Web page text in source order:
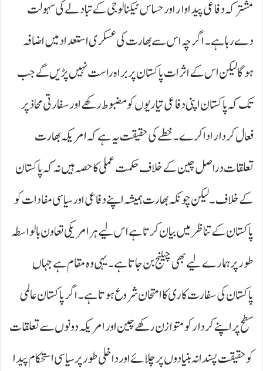
مشترکہ دفاعی پیداوار اور حساس ٹیکنالوجی کے تبادلے کی سہولت
دے رہا ہے۔ اگرچہ اس سے بھارت کی عسکری استعداد میں اضافہ
ہوگا لیکن اس کے اثرات پاکستان پر براہ راست نہیں پڑیں گے جب
تک کہ پاکستان اپنی دفاعی تیاریوں کو مضبوط رکھے اور سفارتی محاذ پر
فعال کردار ادا کرے۔ خطے کی حقیقت یہ ہے کہ امریکہ بھارت
تعلقات دراصل چین کے خلاف حکمت عملی کا حصہ ہیں نہ کہ پاکستان
کے خلاف۔ لیکن چونکہ بھارت ہمیشہ اپنے دفاعی اور سیاسی مفادات کو
پاکستان کے تناظر میں بیان کرتا ہے اس لیے ہر امریکی تعاون بالواسطہ
طور پر ہمارے لیے بھی چیلنج بن جاتا ہے۔ یہی وہ مقام ہے جہاں
پاکستان کی سفارت کاری کا امتحان شروع ہوتا ہے۔ اگر پاکستان عالمی
سطح پر اپنے کردار کو متوازن رکھے چین اور امریکہ دونوں سے تعلقات
کو حقیقت پسندانہ بنیادوں پر چلائے اور داخلی طور پر سیاسی استحکام پیدا